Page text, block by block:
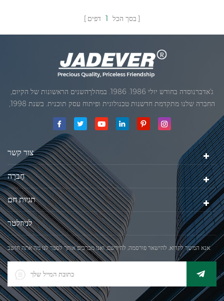
בסך הכל 1 דפים
ג'אדברנוסדה בחודש יולי 1986. 1986. במהלךהשנים הראשונות של הקיום,
החברה שלנו מתקדמת חדשנות טכנולוגית ופיתוח עסק תוכנית. בשנת 1998,
החברה שלנו השיגה את המטרה האיכותי, כאשר הראשון של המוצרים שלנו
ג'אדברסולם ושות 'בע"מהיה
צור קשר
חֶברָה
תגיות חם
לניוזלטר
אנא המשך לקרוא, להישאר פורסמה, להירשם, ואנו מברכים אותך לספר לנו מה אתה חושב.